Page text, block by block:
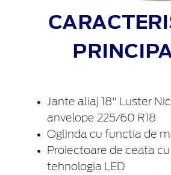
Jante aliaj 18" Luster
anvelope 225/60 R18
Oglinda cu functia de
Proiectoare de ceata cu
tehnologia LED